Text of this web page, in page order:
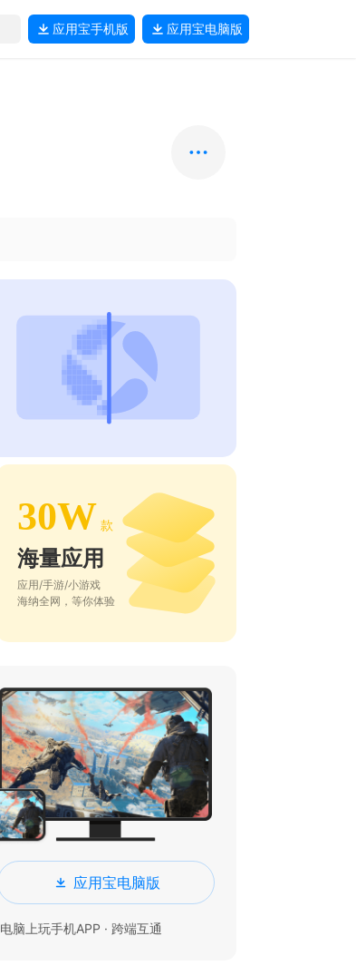
应用宝手机版 应用宝电脑版
30W 款
海量应用
应用/手游/小游戏
海纳全网，等你体验
应用宝电脑版
电脑上玩手机APP · 跨端互通